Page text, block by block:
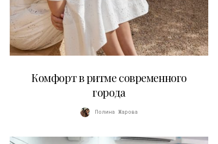
Комфорт в ритме современного
города
Полина Жарова